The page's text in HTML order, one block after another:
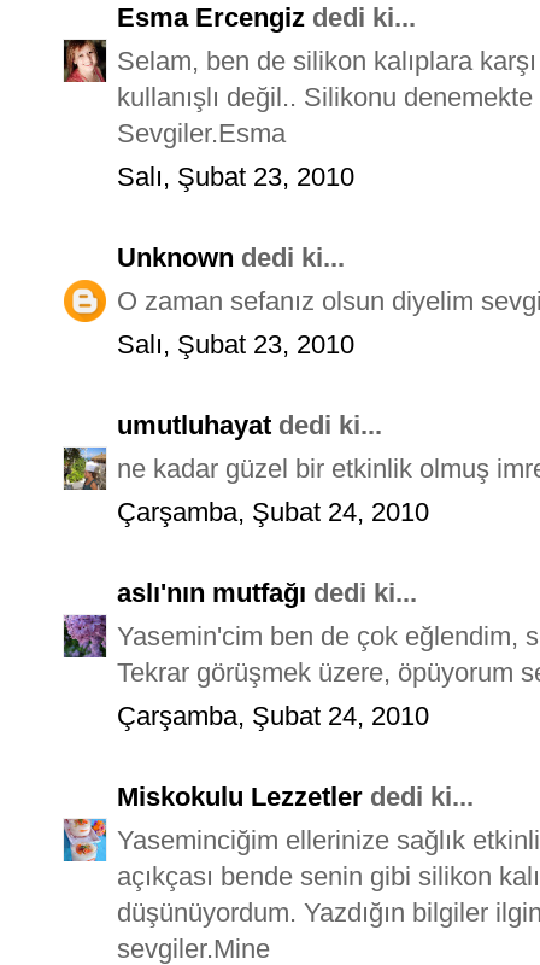
Esma Ercengiz dedi ki...
Selam, ben de silikon kalıplara
kullanışlı değil.. Silikonu
Sevgiler.Esma
Salı, Şubat 23, 2010
Unknown dedi ki...
O zaman sefanız olsun diyelim
Salı, Şubat 23, 2010
umutluhayat dedi ki...
ne kadar güzel bir etkinlik olmuş
Çarşamba, Şubat 24, 2010
aslı'nın mutfağı dedi ki...
Yasemin'cim ben de çok eğlendim,
Tekrar görüşmek üzere, öpüyorum
Çarşamba, Şubat 24, 2010
Miskokulu Lezzetler dedi ki...
Yaseminciğim ellerinize sağlık
açıkçası bende senin gibi silikon
düşünüyordum. Yazdığın bilgiler
sevgiler.Mine